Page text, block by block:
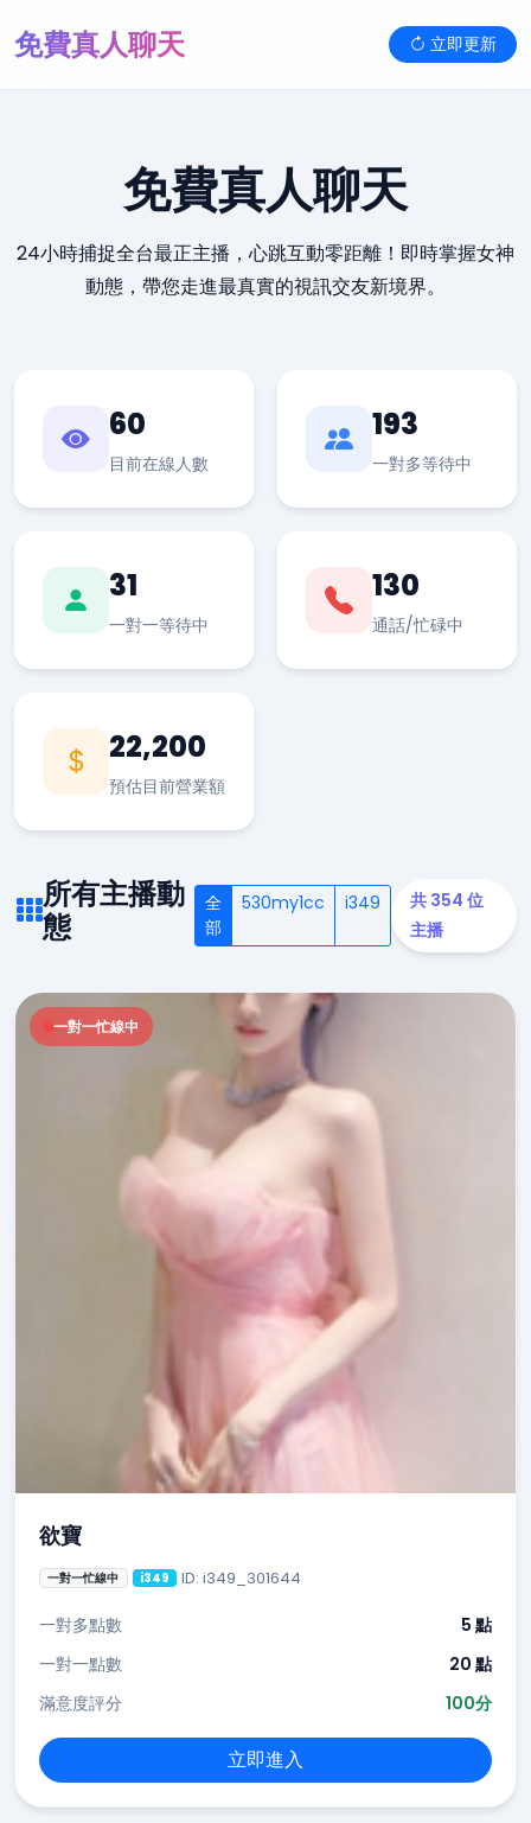
免費真人聊天 立即更新
免費真人聊天
24小時捕捉全台最正主播，心跳互動零距離！即時掌握女神
動態，帶您走進最真實的視訊交友新境界。
60
目前在線人數
193
一對多等待中
31
一對一等待中
130
通話/忙碌中
22,200
預估目前營業額
所有主播動
態
全
部
530my1cc i349
共 354 位
主播
一對一忙線中
欲寶
一對一忙線中 i349 ID: i349_301644
一對多點數
5 點
一對一點數
20 點
滿意度評分
100分
立即進入